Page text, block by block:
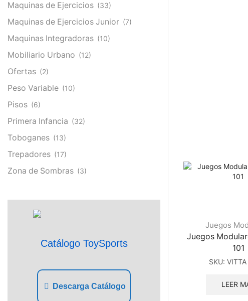
Juegos
Juegos
101
SKU: VITTA
LEER
Maquinas de Ejercicios (33)
Maquinas de Ejercicios Junior (7)
Maquinas Integradoras (10)
Mobiliario Urbano (12)
Ofertas (2)
Peso Variable (10)
Pisos (6)
Primera Infancia (32)
Toboganes (13)
Trepadores (17)
Zona de Sombras (3)
Catálogo ToySports
Descarga Catálogo